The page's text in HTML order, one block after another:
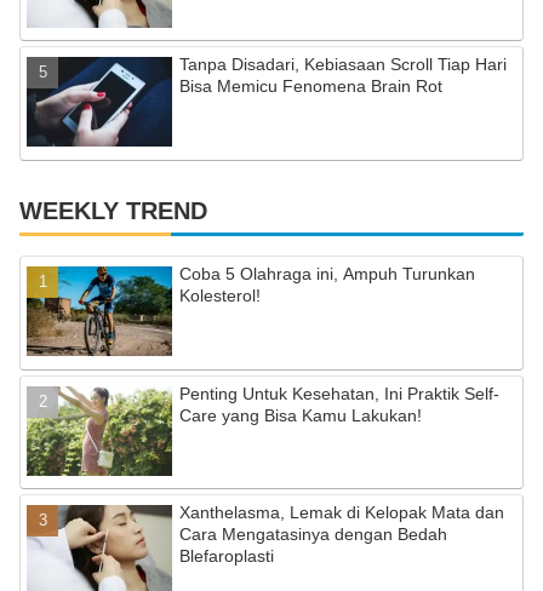
Tanpa Disadari, Kebiasaan Scroll Tiap Hari
Bisa Memicu Fenomena Brain Rot
WEEKLY TREND
Coba 5 Olahraga ini, Ampuh Turunkan
Kolesterol!
Penting Untuk Kesehatan, Ini Praktik Self-
Care yang Bisa Kamu Lakukan!
Xanthelasma, Lemak di Kelopak Mata dan
Cara Mengatasinya dengan Bedah
Blefaroplasti